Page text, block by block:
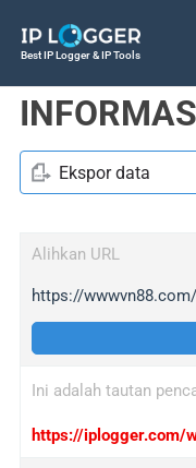
Best IP Logger & IP Tools
Ekspor data
Alihkan URL
https://wwwvn88.com/
Ini adalah tautan
https://iplogger.com/